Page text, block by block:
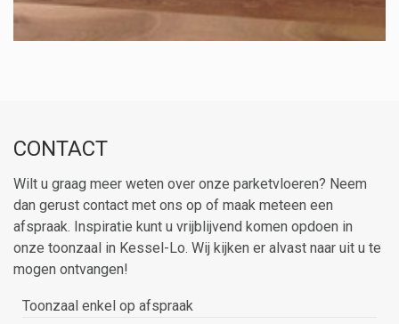
CONTACT
Wilt u graag meer weten over onze parketvloeren? Neem
dan gerust contact met ons op of maak meteen een
afspraak. Inspiratie kunt u vrijblijvend komen opdoen in
onze toonzaal in Kessel-Lo. Wij kijken er alvast naar uit u te
mogen ontvangen!
Toonzaal enkel op afspraak